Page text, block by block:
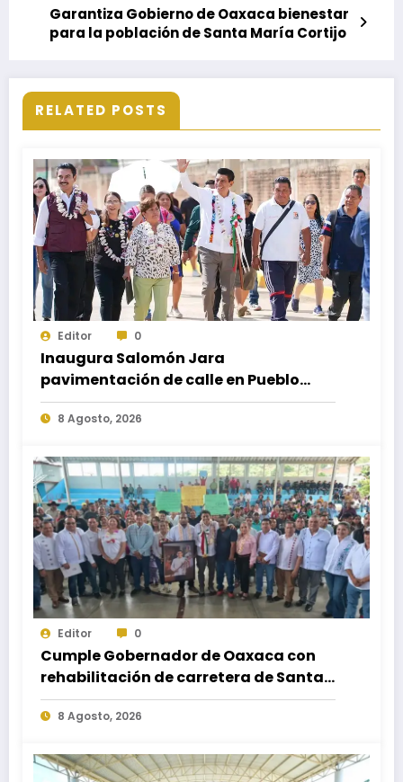
Garantiza Gobierno de Oaxaca bienestar
para la población de Santa María Cortijo
RELATED POSTS
Editor 0
Inaugura Salomón Jara
pavimentación de calle en Pueblo
Nuevo; fortalece movilidad y
conectividad
8 Agosto, 2026
Editor 0
Cumple Gobernador de Oaxaca con
rehabilitación de carretera de Santa
María Ecatepec
8 Agosto, 2026